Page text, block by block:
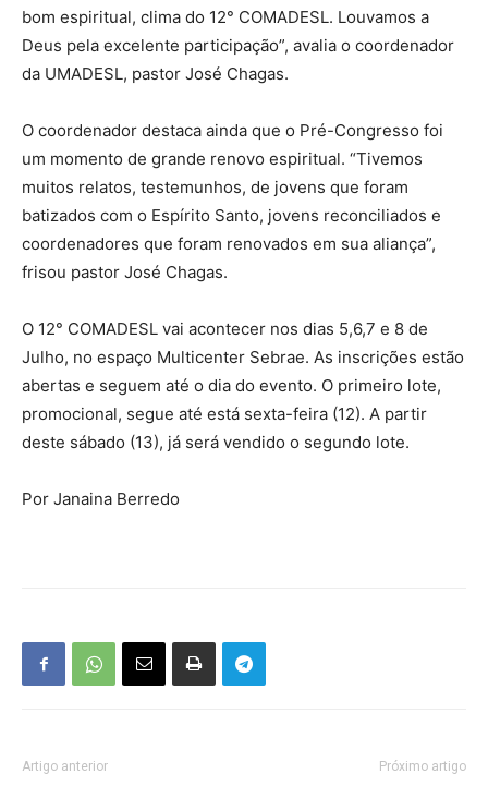
bom espiritual, clima do 12° COMADESL. Louvamos a
Deus pela excelente participação”, avalia o coordenador
da UMADESL, pastor José Chagas.
O coordenador destaca ainda que o Pré-Congresso foi
um momento de grande renovo espiritual. “Tivemos
muitos relatos, testemunhos, de jovens que foram
batizados com o Espírito Santo, jovens reconciliados e
coordenadores que foram renovados em sua aliança”,
frisou pastor José Chagas.
O 12° COMADESL vai acontecer nos dias 5,6,7 e 8 de
Julho, no espaço Multicenter Sebrae. As inscrições estão
abertas e seguem até o dia do evento. O primeiro lote,
promocional, segue até está sexta-feira (12). A partir
deste sábado (13), já será vendido o segundo lote.
Por Janaina Berredo
Artigo anterior Próximo artigo